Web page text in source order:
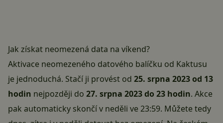
Jak získat neomezená data na víkend?
Aktivace neomezeného datového balíčku od Kaktusu
je jednoduchá. Stačí ji provést od 25. srpna 2023 od 13
hodin nejpozději do 27. srpna 2023 do 23 hodin. Akce
pak automaticky skončí v neděli ve 23:59. Můžete tedy